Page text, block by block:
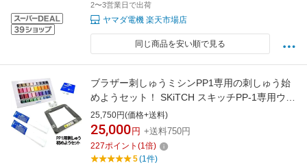
2〜3営業日で出荷
ヤマダ電機 楽天市場店
同じ商品を安い順で見る
ブラザー刺しゅうミシンPP1専用の刺しゅう始
めようセット！ SKiTCH スキッチPP-1専用ウル
トラポス39色セット【ETS39】刺しゅう用接着
芯L【BM3】水溶性シート【BM5】小型マグネ
ット枠7x7cm【MFP70AP】
25,750円(価格+送料)
25,000 円 +送料750円
227ポイント (1倍)
5(1件)